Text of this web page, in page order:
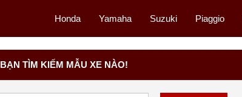
Honda Yamaha Suzuki Piaggio
BẠN TÌM KIẾM MẪU XE NÀO!